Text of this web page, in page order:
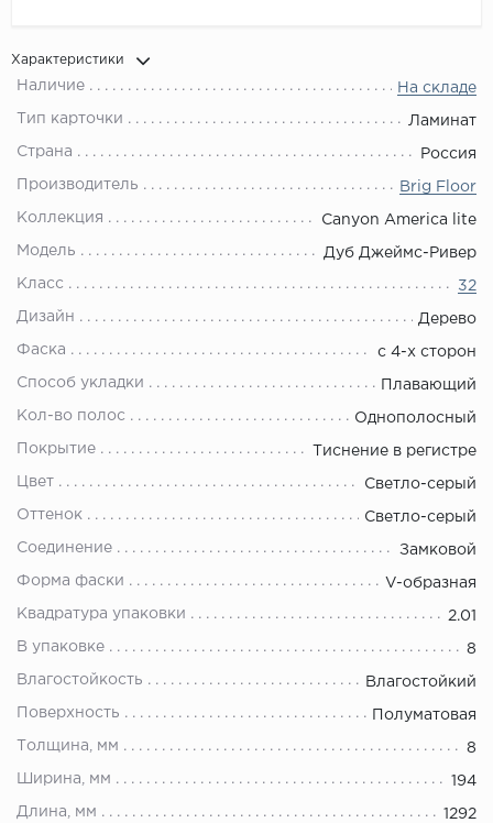
Характеристики
Наличие На складе
Тип карточки Ламинат
Страна Россия
Производитель Brig Floor
Коллекция Canyon America lite
Модель Дуб Джеймс-Ривер
Класс 32
Дизайн Дерево
Фаска с 4-х сторон
Способ укладки Плавающий
Кол-во полос Однополосный
Покрытие Тиснение в регистре
Цвет Светло-серый
Оттенок Светло-серый
Соединение Замковой
Форма фаски V-образная
Квадратура упаковки 2.01
В упаковке 8
Влагостойкость Влагостойкий
Поверхность Полуматовая
Толщина, мм 8
Ширина, мм 194
Длина, мм 1292